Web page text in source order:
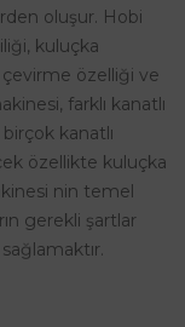
oluşur. Hobi
kuluçka
çevirme özelliği ve
farklı kanatlı
kanatlı
özellikte kuluçka
nin temel
gerekli şartlar